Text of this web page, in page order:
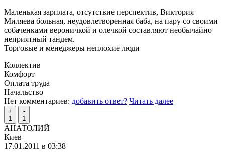
Маленькая зарплата, отсутствие перспектив, Виктория
Миляева больная, неудовлетворенная баба, на пару со своими
собаченками вероничкой и олечкой составляют необычайно
неприятный тандем.
Торговые и менеджеры неплохие люди
Коллектив
Комфорт
Оплата труда
Начальство
Нет комментариев: добавить ответ? Читать далее
+
1
-
1
АНАТОЛИЙ
Киев
17.01.2011 в 03:38